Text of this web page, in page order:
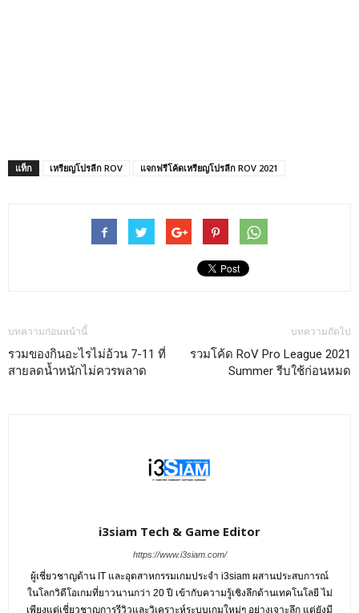
แท็ก เหรียญโปรลีก ROV แจกฟรีโค้ดเหรียญโปรลีก ROV 2021
บทความก่อนหน้านี้
รวมของกินอะไรไม่อ้วน 7-11 ที่
สายลดน้ำหนักไม่ควรพลาด
บทความถัดไป
รวมโค้ด RoV Pro League 2021
Summer รีบใช้ก่อนหมด
i3siam Tech & Game Editor
https://www.i3siam.com/
ผู้เชี่ยวชาญด้าน IT และอุตสาหกรรมเกมประจำ i3siam ผสานประสบการณ์
ในโลกวิดีโอเกมที่ยาวนานกว่า 20 ปี เข้ากับความรู้เชิงลึกด้านเทคโนโลยี ไม่
เพียงแต่เชี่ยวชาญการรีวิวและวิเคราะห์ระบบเกมใหม่ๆ อย่างเจาะลึก แต่ยังมี